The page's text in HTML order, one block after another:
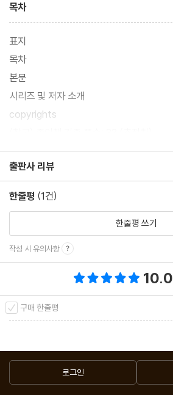
목차
표지
목차
본문
시리즈 및 저자 소개
copyrights
출판사 리뷰
한줄평 (1건)
한줄평 쓰기
작성 시 유의사항
10.0
구매 한줄평
로그인